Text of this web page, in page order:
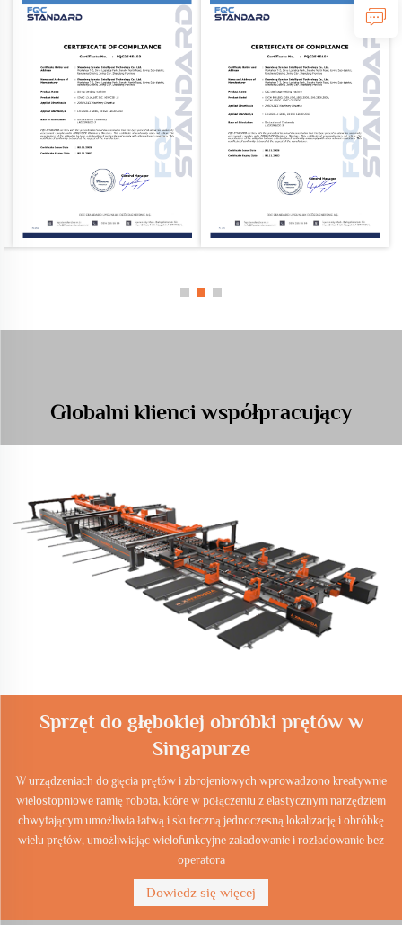
Globalni klienci współpracujący
Sprzęt do głębokiej obróbki prętów w
Singapurze
W urządzeniach do gięcia prętów i zbrojeniowych wprowadzono kreatywnie
wielostopniowe ramię robota, które w połączeniu z elastycznym narzędziem
chwytającym umożliwia łatwą i skuteczną jednoczesną lokalizację i obróbkę
wielu prętów, umożliwiając wielofunkcyjne załadowanie i rozładowanie bez
operatora
Dowiedz się więcej